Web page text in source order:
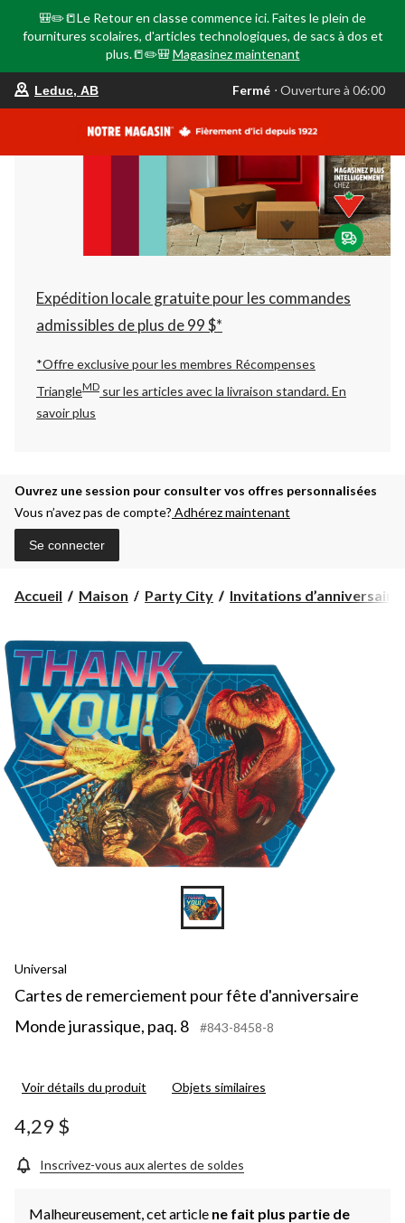
🎒✏️📒Le Retour en classe commence ici. Faites le plein de
fournitures scolaires, d'articles technologiques, de sacs à dos et
plus.📒✏️🎒 Magasinez maintenant
votre
est
AB,
Fermé,
Ouverture
à
06:00
changer
Leduc, AB Fermé ⋅ Ouverture à 06:00
Expédition locale gratuite pour les commandes
admissibles de plus de 99 $*
*Offre exclusive pour les membres Récompenses
TriangleMD sur les articles avec la livraison standard.En
savoir plus
Ouvrez une session pour consulter vos offres personnalisées
Vous n’avez pas de compte? Adhérez maintenant
Se connecter
Accueil Maison Party City Invitations d’anniversaire
Universal
Cartes de remerciement pour fête d'anniversaire
Monde jurassique, paq. 8
#843-8458-8
Voir détails du produit Objets similaires
4,29 $
Inscrivez-vous aux alertes de soldes
Malheureusement, cet article ne fait plus partie de